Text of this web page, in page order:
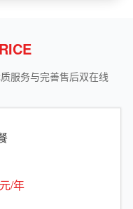
服务与完善售后双在线
元/年